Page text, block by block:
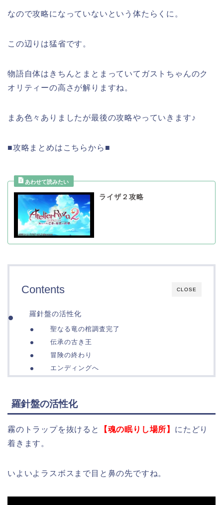
なので攻略になっていないという体たらくに。
この辺りは猛省です。
物語自体はきちんとまとまっていてガストちゃんのク
オリティーの高さが解りますね。
まあ色々ありましたが最後の攻略やっていきます♪
■攻略まとめはこちらから■
ライザ２攻略
CLOSE
Contents
羅針盤の活性化
聖なる竜の棺調査完了
伝承の古き王
冒険の終わり
エンディングへ
羅針盤の活性化
霧のトラップを抜けると 【魂の眠りし場所】 にたどり
着きます。
いよいよラスボスまで目と鼻の先ですね。